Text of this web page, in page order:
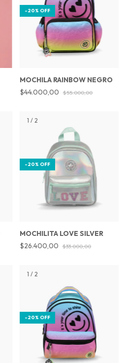
-20% OFF
MOCHILA RAINBOW NEGRO
$44.000,00
$55.000,00
1 / 2
-20% OFF
MOCHILITA LOVE SILVER
$26.400,00
$33.000,00
1 / 2
-20% OFF